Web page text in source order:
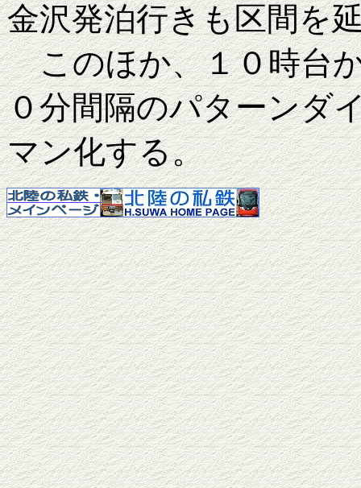
金沢発泊行きも区間を
このほか、１０時台か
０分間隔のパターンダ
マン化する。